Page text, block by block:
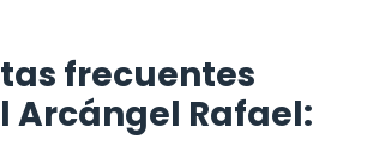
frecuentes
Arcángel Rafael: